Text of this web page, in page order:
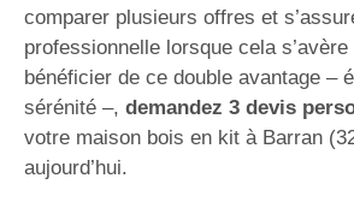
comparer plusieurs offres et
professionnelle lorsque cela
bénéficier de ce double avantage –
sérénité –, demandez 3 devis
votre maison bois en kit à Barran
aujourd’hui.